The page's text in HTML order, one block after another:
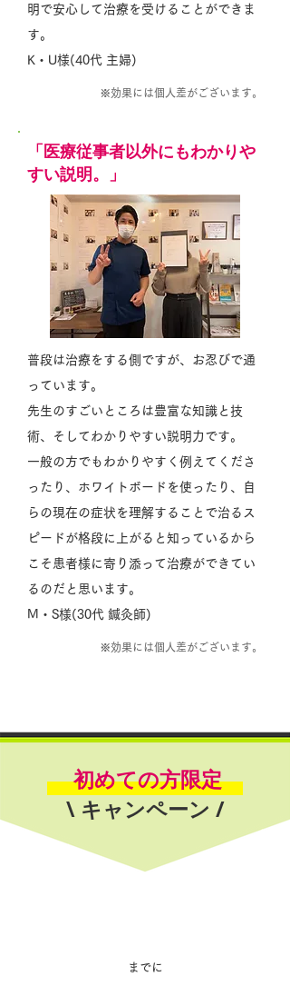
明で安心して治療を受けることができま
す。
K・U様(40代 主婦)
※効果には個人差がございます。
「医療従事者以外にもわかりや
すい説明。」
普段は治療をする側ですが、お忍びで通
っています。
先生のすごいところは豊富な知識と技
術、そしてわかりやすい説明力です。
一般の方でもわかりやすく例えてくださ
ったり、ホワイトボードを使ったり、自
らの現在の症状を理解することで治るス
ピードが格段に上がると知っているから
こそ患者様に寄り添って治療ができてい
るのだと思います。
M・S様(30代 鍼灸師)
※効果には個人差がございます。
初めての方限定
\ キャンペーン /
​までに